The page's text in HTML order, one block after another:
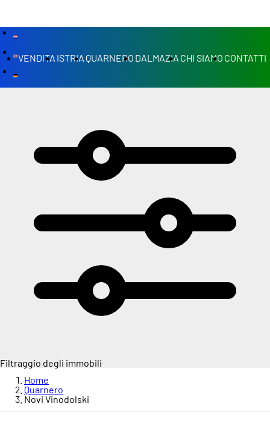
VENDITA ISTRIA QUARNERO DALMAZIA CHI SIAMO CONTATTI
Filtraggio degli immobili
Home
Quarnero
Novi Vinodolski